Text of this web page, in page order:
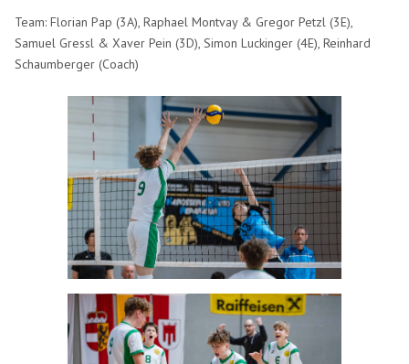
Team: Florian Pap (3A), Raphael Montvay & Gregor Petzl (3E),
Samuel Gressl & Xaver Pein (3D), Simon Luckinger (4E), Reinhard
Schaumberger (Coach)